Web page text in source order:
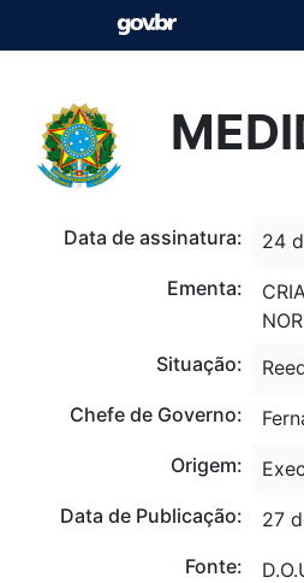
Data de assinatura:
24
Ementa:
Situação:
Chefe de Governo:
Origem:
Data de Publicação:
27
Fonte: